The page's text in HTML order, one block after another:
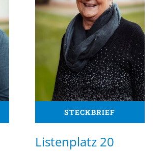
STECKBRIEF
Listenplatz 20